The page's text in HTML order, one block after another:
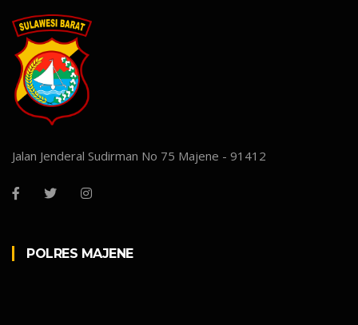
Jalan Jenderal Sudirman No 75 Majene - 91412
POLRES MAJENE